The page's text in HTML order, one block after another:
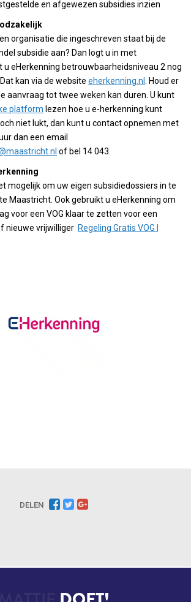
en afgewezen subsidies inzien
organisatie die ingeschreven staat bij de
subsidie aan? Dan logt u in met
eHerkenning betrouwbaarheidsniveau 2 nog
kan via de website eherkenning.nl
. Houd er
aanvraag tot twee weken kan duren. U kunt
platform lezen hoe u e-herkenning kunt
niet lukt, dan kunt u contact opnemen met
dan een email
of bel 14 043.
mogelijk om uw eigen subsidiedossiers in te
Maastricht. Ook gebruikt u eHerkenning om
voor een VOG klaar te zetten voor een
nieuwe vrijwilliger Regeling Gratis VOG |
DELEN